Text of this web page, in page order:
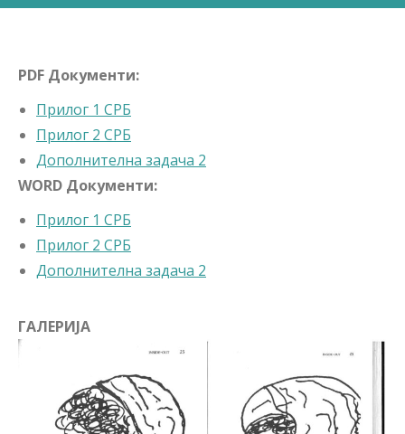
PDF Документи:
Прилог 1 СРБ
Прилог 2 СРБ
Дополнителна задача 2
WORD Документи:
Прилог 1 СРБ
Прилог 2 СРБ
Дополнителна задача 2
ГАЛЕРИЈА